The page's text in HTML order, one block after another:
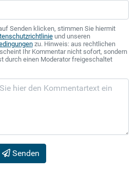
Senden klicken, stimmen Sie hiermit
und unseren
zu. Hinweis: aus rechtlichen
Ihr Kommentar nicht sofort, sondern
durch einen Moderator freigeschaltet
Senden